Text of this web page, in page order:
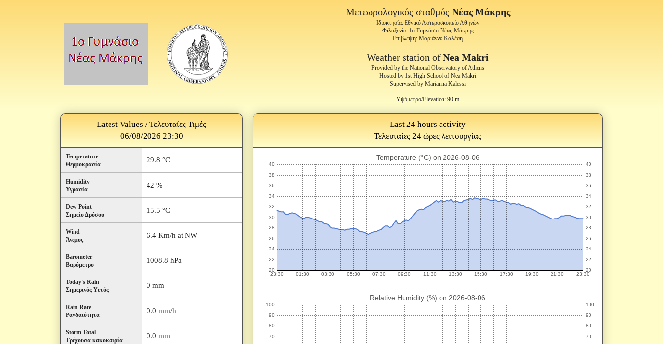
Μετεωρολογικός σταθμός Νέας Μάκρης
Ιδιοκτησία: Εθνικό Αστεροσκοπείο Αθηνών
Φιλοξενία: 1o Γυμνάσιο Νέας Μάκρης
Επίβλεψη: Mαριάννα Καλέση
Weather station of Nea Makri
Provided by the National Observatory of Athens
Hosted by 1st High School of Nea Makri
Supervised by Marianna Kalessi
Υψόμετρο/Elevation: 90 m
Latest Values / Τελευταίες Τιμές
06/08/2026 23:30
Temperature
Θερμοκρασία
29.8 °C
Humidity
Υγρασία
42 %
Dew Point
Σημείο Δρόσου
15.5 °C
Wind
Άνεμος
6.4 Km/h at NW
Barometer
Βαρόμετρο
1008.8 hPa
Today's Rain
Σημερινός Υετός
0 mm
Rain Rate
Ραγδαιότητα
0.0 mm/h
Storm Total
Τρέχουσα κακοκαιρία
0.0 mm
Last 24 hours activity
Τελευταίες 24 ώρες λειτουργίας